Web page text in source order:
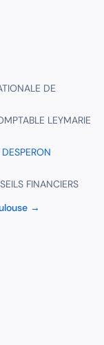
DE
LEYMARIE
FINANCIERS
→